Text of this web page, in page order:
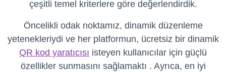
çeşitli temel kriterlere göre değerlendirdik.
Öncelikli odak noktamız, dinamik düzenleme
yetenekleriydi ve her platformun, ücretsiz bir dinamik
QR kod yaratıcısı isteyen kullanıcılar için güçlü
özellikler sunmasını sağlamaktı . Ayrıca, en iyi